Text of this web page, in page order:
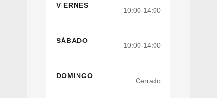
VIERNES
10:00-14:00
SÁBADO
10:00-14:00
DOMINGO
Cerrado